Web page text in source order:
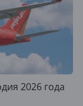
2026 года